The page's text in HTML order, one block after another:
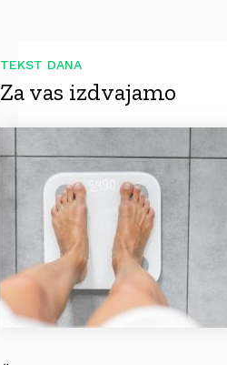
TEKST DANA
Za vas izdvajamo